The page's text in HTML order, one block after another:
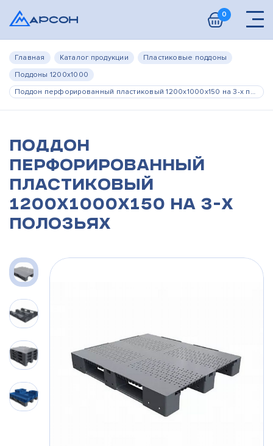
0
Главная Каталог продукции
Пластиковые поддоны
Поддоны 1200х1000
Поддон перфорированный пластиковый 1200х1000х150 на 3-х полозьях
Поддон
перфорированный
пластиковый
1200х1000х150 на 3-х
полозьях